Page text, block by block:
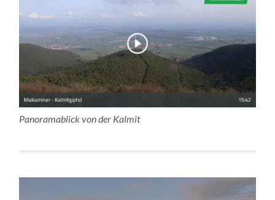
Panoramablick von der Kalmit